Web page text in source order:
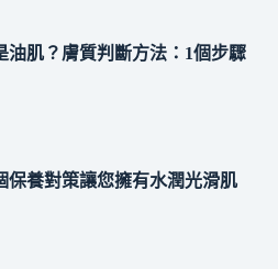
油肌？膚質判斷方法：1個步驟
保養對策讓您擁有水潤光滑肌